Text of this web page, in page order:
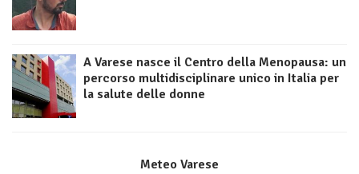
A Varese nasce il Centro della Menopausa: un
percorso multidisciplinare unico in Italia per
la salute delle donne
Meteo Varese